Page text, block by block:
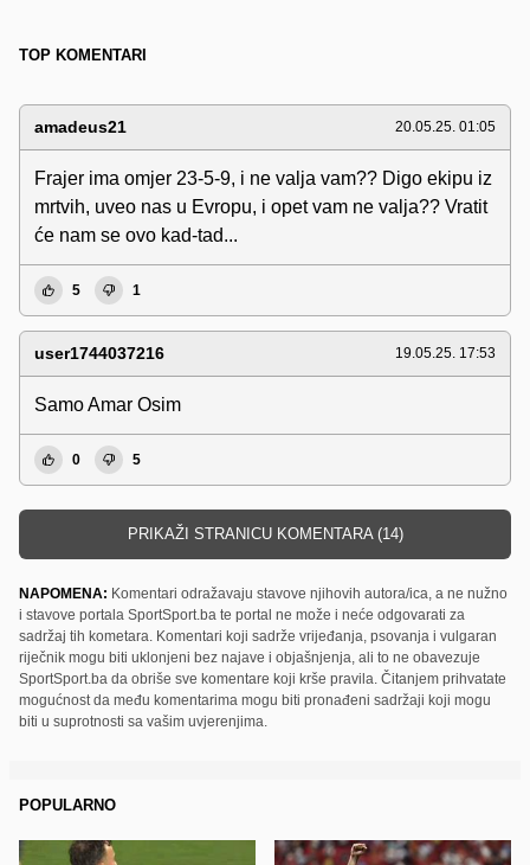
TOP KOMENTARI
amadeus21 20.05.25. 01:05
Frajer ima omjer 23-5-9, i ne valja vam?? Digo ekipu iz
mrtvih, uveo nas u Evropu, i opet vam ne valja?? Vratit
će nam se ovo kad-tad...
5 1
user1744037216 19.05.25. 17:53
Samo Amar Osim
0 5
PRIKAŽI STRANICU KOMENTARA (14)
NAPOMENA: Komentari odražavaju stavove njihovih autora/ica, a ne nužno
i stavove portala SportSport.ba te portal ne može i neće odgovarati za
sadržaj tih kometara. Komentari koji sadrže vrijeđanja, psovanja i vulgaran
riječnik mogu biti uklonjeni bez najave i objašnjenja, ali to ne obavezuje
SportSport.ba da obriše sve komentare koji krše pravila. Čitanjem prihvatate
mogućnost da među komentarima mogu biti pronađeni sadržaji koji mogu
biti u suprotnosti sa vašim uvjerenjima.
POPULARNO